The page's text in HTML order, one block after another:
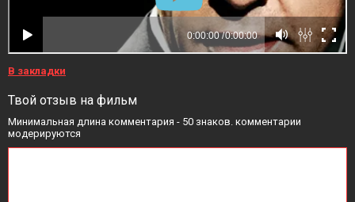
В закладки
Твой отзыв на фильм
Минимальная длина комментария - 50 знаков. комментарии
модерируются